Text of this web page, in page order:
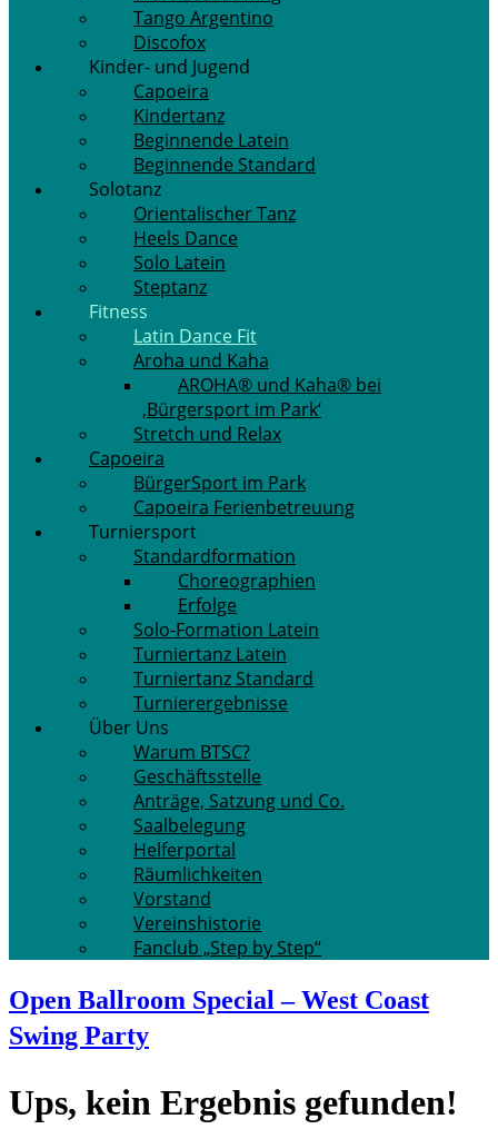
Tango Argentino
Discofox
Kinder- und Jugend
Capoeira
Kindertanz
Beginnende Latein
Beginnende Standard
Solotanz
Orientalischer Tanz
Heels Dance
Solo Latein
Steptanz
Fitness
Latin Dance Fit
Aroha und Kaha
AROHA® und Kaha® bei
‚Bürgersport im Park‘
Stretch und Relax
Capoeira
BürgerSport im Park
Capoeira Ferienbetreuung
Turniersport
Standardformation
Choreographien
Erfolge
Solo-Formation Latein
Turniertanz Latein
Turniertanz Standard
Turnierergebnisse
Über Uns
Warum BTSC?
Geschäftsstelle
Anträge, Satzung und Co.
Saalbelegung
Helferportal
Räumlichkeiten
Vorstand
Vereinshistorie
Fanclub „Step by Step“
Open Ballroom Special – West Coast
Swing Party
Ups, kein Ergebnis gefunden!